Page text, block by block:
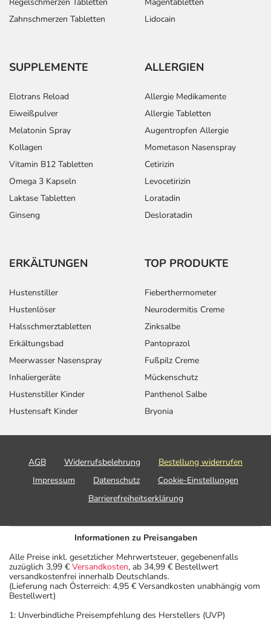
Zahnschmerzen Tabletten
Lidocain
SUPPLEMENTE
Elotrans Reload
Eiweißpulver
Melatonin Spray
Kollagen
Vitamin B12 Tabletten
Omega 3 Kapseln
Laktase Tabletten
Ginseng
ALLERGIEN
Allergie Medikamente
Allergie Tabletten
Augentropfen Allergie
Mometason Nasenspray
Cetirizin
Levocetirizin
Loratadin
Desloratadin
ERKÄLTUNGEN
Hustenstiller
Hustenlöser
Halsschmerztabletten
Erkältungsbad
Meerwasser Nasenspray
Inhaliergeräte
Hustenstiller Kinder
Hustensaft Kinder
TOP PRODUKTE
Fieberthermometer
Neurodermitis Creme
Zinksalbe
Pantoprazol
Fußpilz Creme
Mückenschutz
Panthenol Salbe
Bryonia
AGB Widerrufsbelehrung
Bestellung widerrufen
Impressum
Datenschutz
Cookie-Einstellungen
Barrierefreiheitserklärung
Informationen zu Preisangaben
Alle Preise inkl. gesetzlicher Mehrwertsteuer, gegebenenfalls
zuzüglich 3,99 € Versandkosten, ab 34,99 € Bestellwert
versandkostenfrei innerhalb Deutschlands.
(Lieferung nach Österreich: 4,95 € Versandkosten unabhängig vom
Bestellwert)
1: Unverbindliche Preisempfehlung des Herstellers (UVP)